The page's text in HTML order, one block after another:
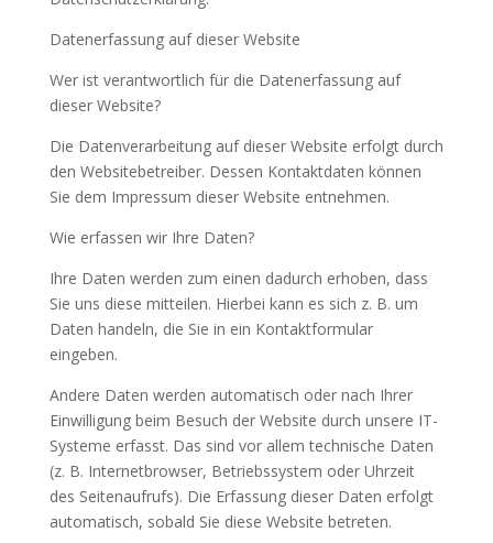
Datenerfassung auf dieser Website
Wer ist verantwortlich für die Datenerfassung auf
dieser Website?
Die Datenverarbeitung auf dieser Website erfolgt durch
den Websitebetreiber. Dessen Kontaktdaten können
Sie dem Impressum dieser Website entnehmen.
Wie erfassen wir Ihre Daten?
Ihre Daten werden zum einen dadurch erhoben, dass
Sie uns diese mitteilen. Hierbei kann es sich z. B. um
Daten handeln, die Sie in ein Kontaktformular
eingeben.
Andere Daten werden automatisch oder nach Ihrer
Einwilligung beim Besuch der Website durch unsere IT-
Systeme erfasst. Das sind vor allem technische Daten
(z. B. Internetbrowser, Betriebssystem oder Uhrzeit
des Seitenaufrufs). Die Erfassung dieser Daten erfolgt
automatisch, sobald Sie diese Website betreten.